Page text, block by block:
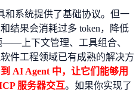
和系统提供了基础协议。但一
结果会消耗过多 token，降低
——上下文管理、工具组合、
件工程领域已有成熟的解决方
AI Agent 中，让它们能够用
服务器交互。如果你实现了